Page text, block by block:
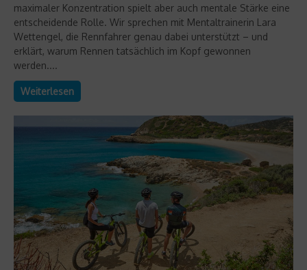
maximaler Konzentration spielt aber auch mentale Stärke eine
entscheidende Rolle. Wir sprechen mit Mentaltrainerin Lara
Wettengel, die Rennfahrer genau dabei unterstützt – und
erklärt, warum Rennen tatsächlich im Kopf gewonnen
werden....
Weiterlesen